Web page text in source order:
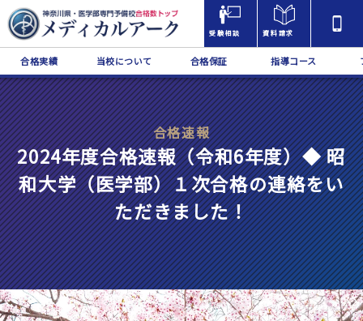
受験相談 資料請求
合格実績 当校について 合格保証 指導コース
合格速報
2024年度合格速報（令和6年度）◆ 昭
和大学（医学部）１次合格の連絡をい
ただきました！